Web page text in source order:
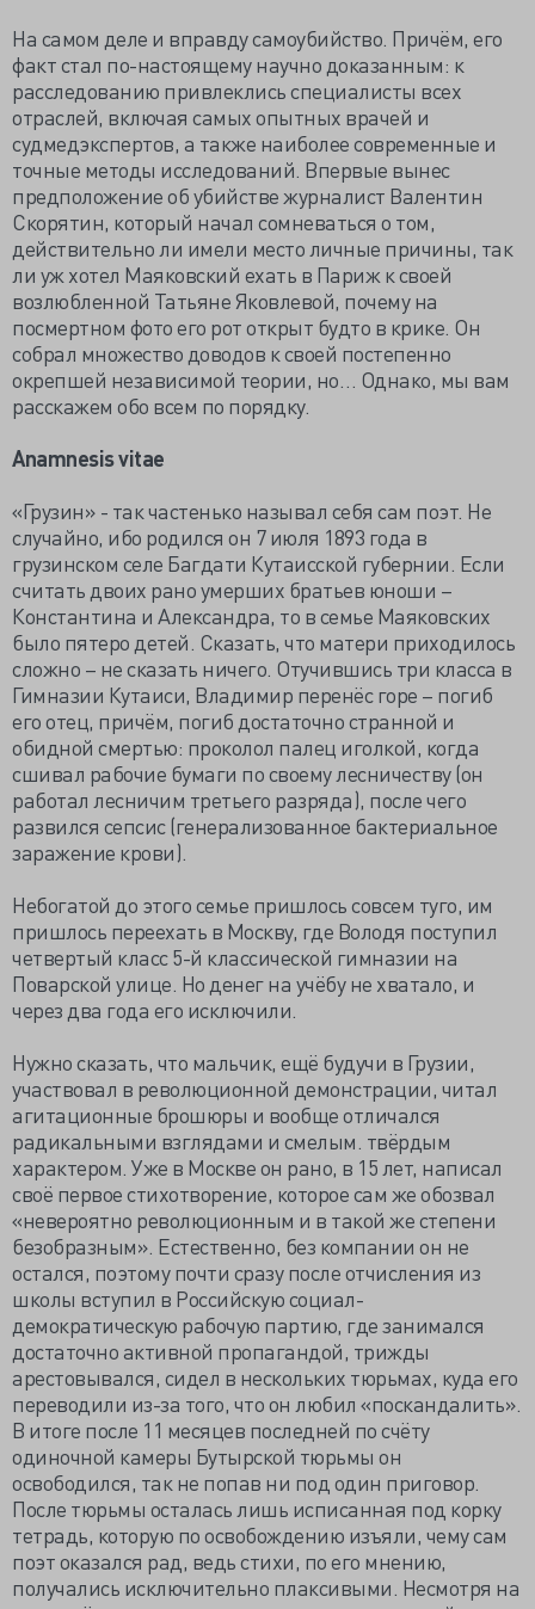
На самом деле и вправду самоубийство. Причём, его
факт стал по-настоящему научно доказанным: к
расследованию привлеклись специалисты всех
отраслей, включая самых опытных врачей и
судмедэкспертов, а также наиболее современные и
точные методы исследований. Впервые вынес
предположение об убийстве журналист Валентин
Скорятин, который начал сомневаться о том,
действительно ли имели место личные причины, так
ли уж хотел Маяковский ехать в Париж к своей
возлюбленной Татьяне Яковлевой, почему на
посмертном фото его рот открыт будто в крике. Он
собрал множество доводов к своей постепенно
окрепшей независимой теории, но… Однако, мы вам
расскажем обо всем по порядку.
Anamnesis vitae
«Грузин» - так частенько называл себя сам поэт. Не
случайно, ибо родился он 7 июля 1893 года в
грузинском селе Багдати Кутаисской губернии. Если
считать двоих рано умерших братьев юноши –
Константина и Александра, то в семье Маяковских
было пятеро детей. Сказать, что матери приходилось
сложно – не сказать ничего. Отучившись три класса в
Гимназии Кутаиси, Владимир перенёс горе – погиб
его отец, причём, погиб достаточно странной и
обидной смертью: проколол палец иголкой, когда
сшивал рабочие бумаги по своему лесничеству (он
работал лесничим третьего разряда), после чего
развился сепсис (генерализованное бактериальное
заражение крови).
Небогатой до этого семье пришлось совсем туго, им
пришлось переехать в Москву, где Володя поступил
четвертый класс 5-й классической гимназии на
Поварской улице. Но денег на учёбу не хватало, и
через два года его исключили.
Нужно сказать, что мальчик, ещё будучи в Грузии,
участвовал в революционной демонстрации, читал
агитационные брошюры и вообще отличался
радикальными взглядами и смелым. твёрдым
характером. Уже в Москве он рано, в 15 лет, написал
своё первое стихотворение, которое сам же обозвал
«невероятно революционным и в такой же степени
безобразным». Естественно, без компании он не
остался, поэтому почти сразу после отчисления из
школы вступил в Российскую социал-
демократическую рабочую партию, где занимался
достаточно активной пропагандой, трижды
арестовывался, сидел в нескольких тюрьмах, куда его
переводили из-за того, что он любил «поскандалить».
В итоге после 11 месяцев последней по счёту
одиночной камеры Бутырской тюрьмы он
освободился, так не попав ни под один приговор.
После тюрьмы осталась лишь исписанная под корку
тетрадь, которую по освобождению изъяли, чему сам
поэт оказался рад, ведь стихи, по его мнению,
получались исключительно плаксивыми. Несмотря на